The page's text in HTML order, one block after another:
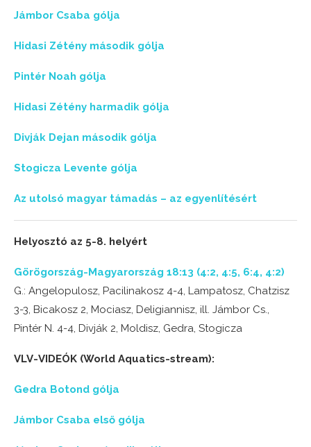
Jámbor Csaba gólja
Hidasi Zétény második gólja
Pintér Noah gólja
Hidasi Zétény harmadik gólja
Divják Dejan második gólja
Stogicza Levente gólja
Az utolsó magyar támadás – az egyenlítésért
Helyosztó az 5-8. helyért
Görögország-Magyarország 18:13 (4:2, 4:5, 6:4, 4:2)
G.: Angelopulosz, Pacilinakosz 4-4, Lampatosz, Chatzisz
3-3, Bicakosz 2, Mociasz, Deligiannisz, ill. Jámbor Cs.,
Pintér N. 4-4, Divják 2, Moldisz, Gedra, Stogicza
VLV-VIDEÓK (World Aquatics-stream):
Gedra Botond gólja
Jámbor Csaba első gólja